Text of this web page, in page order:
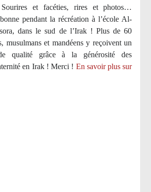
Sourires et facéties, rires et photos…
pendant la récréation à l’école Al-
dans le sud de l’Irak ! Plus de 60
musulmans et mandéens y reçoivent un
de qualité grâce à la générosité des
en Irak ! Merci ! En savoir plus sur